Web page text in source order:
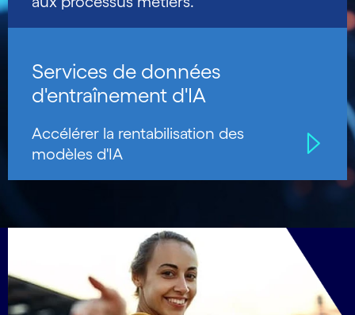
Services de données
d'entraînement d'IA
Accélérer la rentabilisation des
modèles d'IA